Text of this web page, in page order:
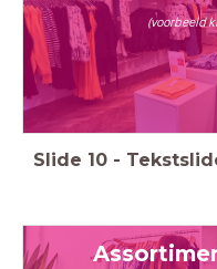
(voorbeeld
Slide 10 -